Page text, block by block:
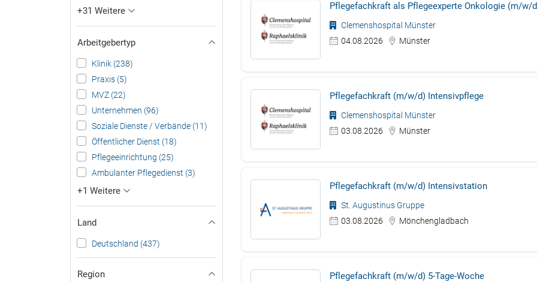
+31 Weitere
Arbeitgebertyp
Klinik (238)
Praxis (5)
MVZ (22)
Unternehmen (96)
Soziale Dienste / Verbände (11)
Öffentlicher Dienst (18)
Pflegeeinrichtung (25)
Ambulanter Pflegedienst (3)
+1 Weitere
Land
Deutschland (437)
Region
Pflegefachkraft als Pflegeexperte Onkologie (m/w/
Clemenshospital Münster
04.08.2026
Münster
Pflegefachkraft (m/w/d) Intensivpflege
Clemenshospital Münster
03.08.2026
Münster
Pflegefachkraft (m/w/d) Intensivstation
St. Augustinus Gruppe
03.08.2026
Mönchengladbach
Pflegefachkraft (m/w/d) 5-Tage-Woche